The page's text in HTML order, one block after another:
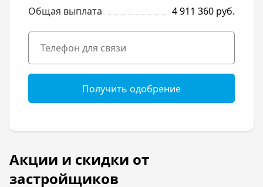
Общая выплата
4 911 360 руб.
Получить одобрение